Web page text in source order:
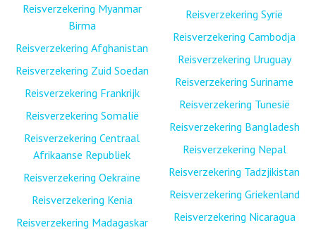
Reisverzekering Myanmar
Birma
Reisverzekering Afghanistan
Reisverzekering Zuid Soedan
Reisverzekering Frankrijk
Reisverzekering Somalië
Reisverzekering Centraal
Afrikaanse Republiek
Reisverzekering Oekraïne
Reisverzekering Kenia
Reisverzekering Madagaskar
Reisverzekering Syrië
Reisverzekering Cambodja
Reisverzekering Uruguay
Reisverzekering Suriname
Reisverzekering Tunesië
Reisverzekering Bangladesh
Reisverzekering Nepal
Reisverzekering Tadzjikistan
Reisverzekering Griekenland
Reisverzekering Nicaragua